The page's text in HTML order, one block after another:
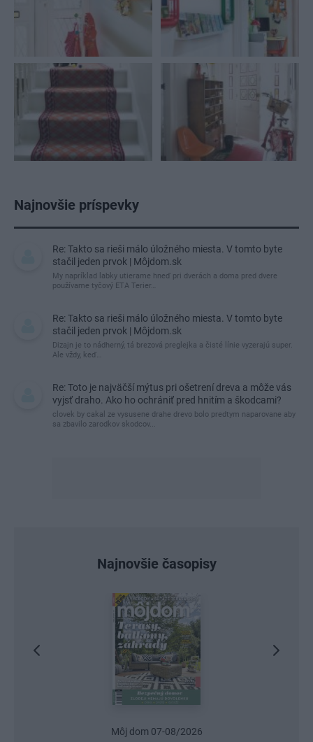
Najnovšie príspevky
Re: Takto sa rieši málo úložného miesta. V tomto byte
stačil jeden prvok | Môjdom.sk
My napríklad labky utierame hneď pri dverách a doma pred dvere
používame tyčový ETA Terier…
Re: Takto sa rieši málo úložného miesta. V tomto byte
stačil jeden prvok | Môjdom.sk
Dizajn je to nádherný, tá brezová preglejka a čisté línie vyzerajú super.
Ale vždy, keď…
Re: Toto je najväčší mýtus pri ošetrení dreva a môže vás
vyjsť draho. Ako ho ochrániť pred hnitím a škodcami?
clovek by cakal ze vysusene drahe drevo bolo predtym naparovane aby
sa zbavilo zarodkov skodcov...
Najnovšie časopisy
Urob si sám 6/2026